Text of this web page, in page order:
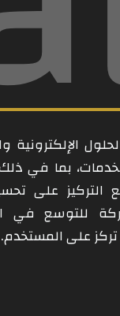
الإلكترونية
بما في ذلك
التركيز على
للتوسع في
تركز على المستخدم.